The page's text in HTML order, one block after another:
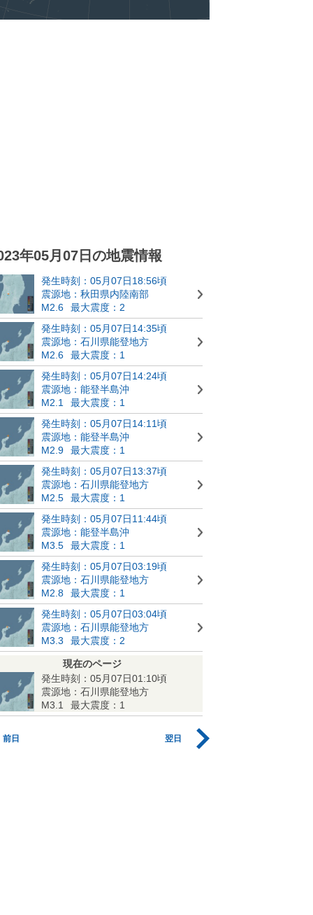
年05月07日の地震情報
発生時刻：05月07日18:56頃
震源地：秋田県内陸南部
M2.6
最大震度：2
発生時刻：05月07日14:35頃
震源地：石川県能登地方
M2.6
最大震度：1
発生時刻：05月07日14:24頃
震源地：能登半島沖
M2.1
最大震度：1
発生時刻：05月07日14:11頃
震源地：能登半島沖
M2.9
最大震度：1
発生時刻：05月07日13:37頃
震源地：石川県能登地方
M2.5
最大震度：1
発生時刻：05月07日11:44頃
震源地：能登半島沖
M3.5
最大震度：1
発生時刻：05月07日03:19頃
震源地：石川県能登地方
M2.8
最大震度：1
発生時刻：05月07日03:04頃
震源地：石川県能登地方
M3.3
最大震度：2
現在のページ
発生時刻：05月07日01:10頃
震源地：石川県能登地方
M3.1
最大震度：1
前日 翌日